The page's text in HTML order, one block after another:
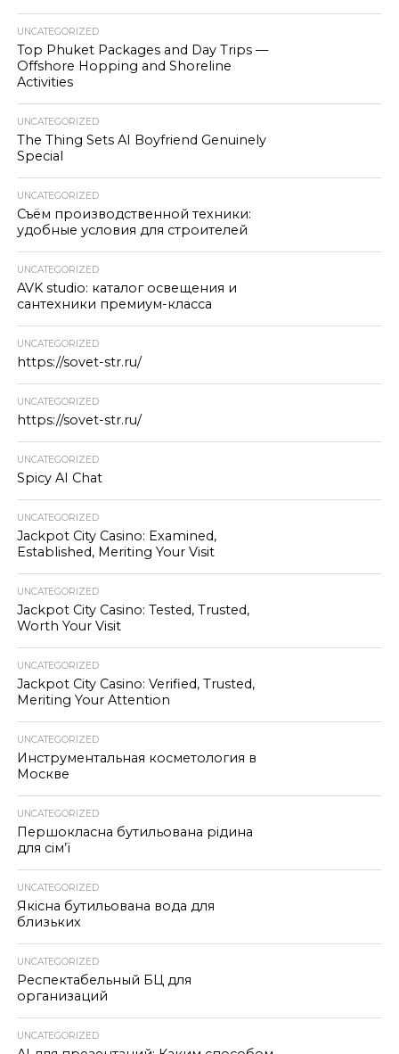
UNCATEGORIZED
Top Phuket Packages and Day Trips —
Offshore Hopping and Shoreline
Activities
UNCATEGORIZED
The Thing Sets AI Boyfriend Genuinely
Special
UNCATEGORIZED
Съём производственной техники:
удобные условия для строителей
UNCATEGORIZED
AVK studio: каталог освещения и
сантехники премиум-класса
UNCATEGORIZED
https://sovet-str.ru/
UNCATEGORIZED
https://sovet-str.ru/
UNCATEGORIZED
Spicy AI Chat
UNCATEGORIZED
Jackpot City Casino: Examined,
Established, Meriting Your Visit
UNCATEGORIZED
Jackpot City Casino: Tested, Trusted,
Worth Your Visit
UNCATEGORIZED
Jackpot City Casino: Verified, Trusted,
Meriting Your Attention
UNCATEGORIZED
Инструментальная косметология в
Москве
UNCATEGORIZED
Першокласна бутильована рідина
для сім’ї
UNCATEGORIZED
Якісна бутильована вода для
близьких
UNCATEGORIZED
Респектабельный БЦ для
организаций
UNCATEGORIZED